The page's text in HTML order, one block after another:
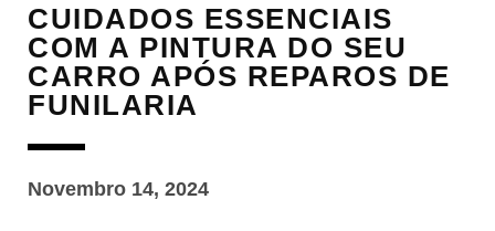
CUIDADOS ESSENCIAIS
COM A PINTURA DO SEU
CARRO APÓS REPAROS DE
FUNILARIA
Novembro 14, 2024